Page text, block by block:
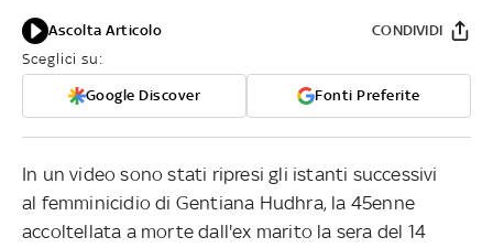
Ascolta Articolo
Sceglici su:
Google Discover Fonti Preferite
CONDIVIDI
In un video sono stati ripresi gli istanti successivi
al femminicidio di Gentiana Hudhra, la 45enne
accoltellata a morte dall'ex marito la sera del 14